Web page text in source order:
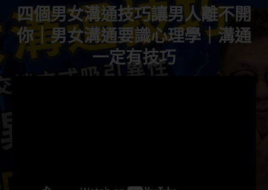
四個男女溝通技巧讓男人離不開
你｜男女溝通要識心理學｜溝通
一定有技巧